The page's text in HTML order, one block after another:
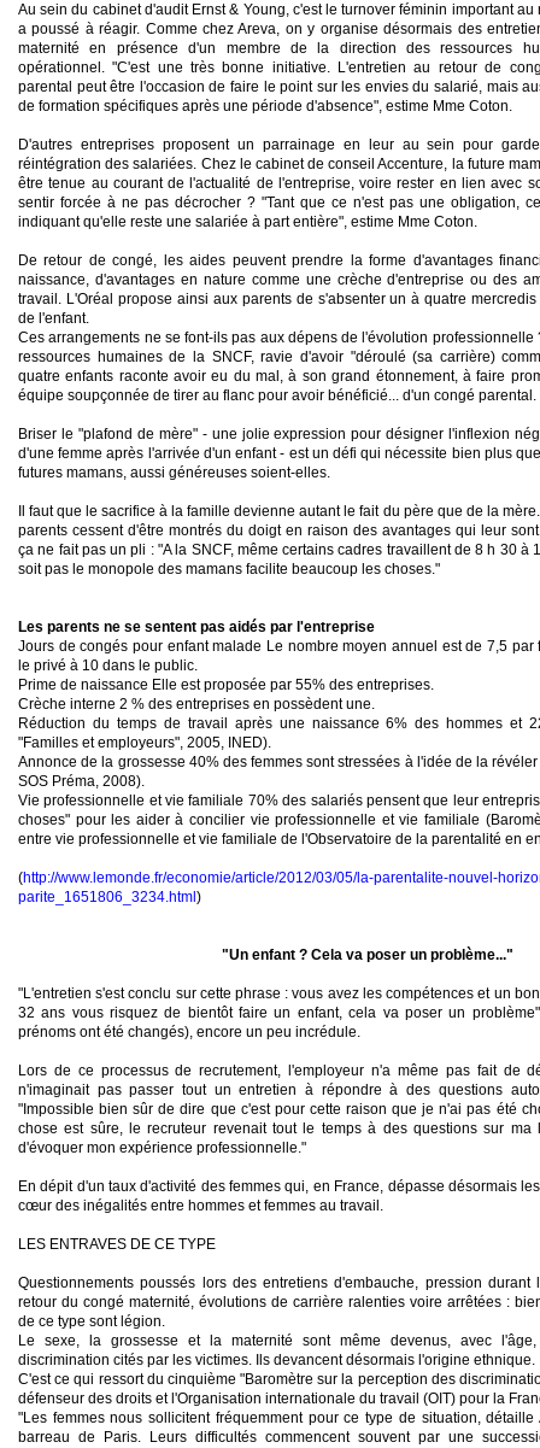
Au sein du cabinet d'audit Ernst & Young, c'est le turnover féminin important
a poussé àréagir. Comme chez Areva, on y organise désormais des
maternité en présence d'un membre de la direction des ressources
opérationnel. "C'est une très bonne initiative. L'entretien au retour de
parental peutêtre l'occasion de faire le point sur les envies du salarié, mais
de formation spécifiques après une période d'absence", estime Mme Coton.
D'autres entreprises proposent un parrainage en leur au sein pour
réintégration des salariées. Chez le cabinet de conseil Accenture, la future
être tenue au courant de l'actualité de l'entreprise, voirerester en lien avec
sentir forcée à ne pas décrocher ? "Tant que ce n'est pas une obligation,
indiquant qu'elle reste une salariée à part entière", estime Mme Coton.
De retour de congé, les aides peuventprendre la forme d'avantages
naissance, d'avantages en nature comme une crèche d'entreprise ou des
travail. L'Oréal propose ainsi aux parents de s'absenterun à quatre
de l'enfant.
Ces arrangements ne se font-ils pas aux dépens de l'évolution
ressources humaines de la SNCF, ravie d'avoir"déroulé (sa carrière)
quatre enfants raconteavoir eu du mal, à son grand étonnement, àfaire
équipe soupçonnée de tirer au flanc pour avoir bénéficié... d'un congé parental.
Briser le "plafond de mère" - une jolie expression pourdésigner l'inflexion
d'une femme après l'arrivée d'un enfant - est un défi qui nécessite bien plus
futures mamans, aussi généreuses soient-elles.
Il faut que le sacrifice à la famille devienne autant le fait du père que de la
parents cessent d'être montrés du doigt en raison des avantages qui leur
ça ne fait pas un pli : "A la SNCF, même certains cadres travaillent de 8 h 30 à
soit pas le monopole des mamans facilite beaucoup les choses."
Les parents ne se sentent pas aidés par l'entreprise
Jours de congés pour enfant malade Le nombre moyen annuel est de 7,5 par
le privé à 10 dans le public.
Prime de naissance Elle est proposée par 55% des entreprises.
Crèche interne 2 % des entreprises en possèdent une.
Réduction du temps de travail après une naissance 6% des hommes et
"Familles et employeurs", 2005, INED).
Annonce de la grossesse 40% des femmes sont stressées à l'idée de la
SOS Préma, 2008).
Vie professionnelle et vie familiale 70% des salariés pensent que leur
choses" pour les aider à concilier vie professionnelle et vie familiale
entre vie professionnelle et vie familiale de l'Observatoire de la parentalité en
(http://www.lemonde.fr/economie/article/2012/03/05/la-parentalite-nouvel-
parite_1651806_3234.html )
"Un enfant ? Cela va poser un problème..."
"L'entretien s'est conclu sur cette phrase : vous avez les compétences et un
32 ans vous risquez de bientôtfaire un enfant, cela va poserun
prénoms ont été changés), encore un peu incrédule.
Lors de ce processus de recrutement, l'employeur n'a même pas fait de
n'imaginait paspasser tout un entretien à répondre à des questions
"Impossible bien sûr dedire que c'est pour cette raison que je n'ai pas été
chose est sûre, le recruteur revenait tout le temps à des questions sur ma
d'évoquer mon expérience professionnelle."
En dépit d'un taux d'activité des femmes qui, en France, dépasse désormais
cœur des inégalités entre hommes et femmes au travail.
LES ENTRAVES DE CE TYPE
Questionnements poussés lors des entretiens d'embauche, pression durant
retour du congé maternité, évolutions de carrière ralenties voire arrêtées :
de ce type sont légion.
Le sexe, la grossesse et la maternité sont même devenus, avec
discrimination cités par les victimes. Ils devancent désormais l'origine ethnique.
C'est ce qui ressort du cinquième "Baromètre sur la perception des
défenseur des droits et l'Organisation internationale du travail (OIT) pour la
"Les femmes nous sollicitent fréquemment pour ce type de situation, détaille
barreau de Paris. Leurs difficultés commencent souvent par une